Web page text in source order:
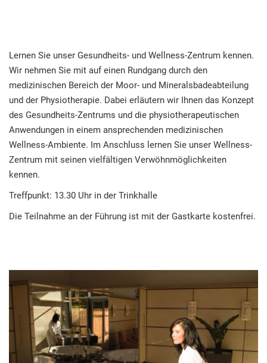
Lernen Sie unser Gesundheits- und Wellness-Zentrum kennen.
Wir nehmen Sie mit auf einen Rundgang durch den
medizinischen Bereich der Moor- und Mineralsbadeabteilung
und der Physiotherapie. Dabei erläutern wir Ihnen das Konzept
des Gesundheits-Zentrums und die physiotherapeutischen
Anwendungen in einem ansprechenden medizinischen
Wellness-Ambiente. Im Anschluss lernen Sie unser Wellness-
Zentrum mit seinen vielfältigen Verwöhnmöglichkeiten
kennen.
Treffpunkt: 13.30 Uhr in der Trinkhalle
Die Teilnahme an der Führung ist mit der Gastkarte kostenfrei.